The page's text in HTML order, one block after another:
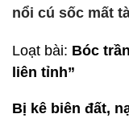
nổi cú sốc mất
Loạt bài: Bóc
liên tỉnh”
Bị kê biên đất,